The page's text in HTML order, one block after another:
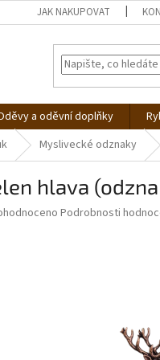
JAK NAKUPOVAT
a oděvní doplňky
Myslivecké odznaky
hlava
Podrobnosti